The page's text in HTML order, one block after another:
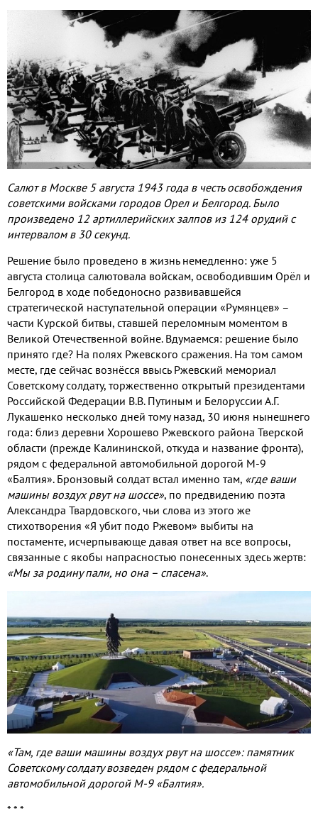
Салют в Москве 5 августа 1943 года в честь освобождения
советскими войсками городов Орел и Белгород. Было
произведено 12 артиллерийских залпов из 124 орудий с
интервалом в 30 секунд.
Решение было проведено в жизнь немедленно: уже 5
августа столица салютовала войскам, освободившим Орёл и
Белгород в ходе победоносно развивавшейся
стратегической наступательной операции «Румянцев» –
части Курской битвы, ставшей переломным моментом в
Великой Отечественной войне. Вдумаемся: решение было
принято где? На полях Ржевского сражения. На том самом
месте, где сейчас вознёсся ввысь Ржевский мемориал
Советскому солдату, торжественно открытый президентами
Российской Федерации В.В. Путиным и Белоруссии А.Г.
Лукашенко несколько дней тому назад, 30 июня нынешнего
года: близ деревни Хорошево Ржевского района Тверской
области (прежде Калининской, откуда и название фронта),
рядом с федеральной автомобильной дорогой М-9
«Балтия». Бронзовый солдат встал именно там, «где ваши
машины воздух рвут на шоссе», по предвидению поэта
Александра Твардовского, чьи слова из этого же
стихотворения «Я убит подо Ржевом» выбиты на
постаменте, исчерпывающе давая ответ на все вопросы,
связанные с якобы напрасностью понесенных здесь жертв:
«Мы за родину пали, но она – спасена».
«Там, где ваши машины воздух рвут на шоссе»: памятник
Советскому солдату возведен рядом с федеральной
автомобильной дорогой М-9 «Балтия».
* * *